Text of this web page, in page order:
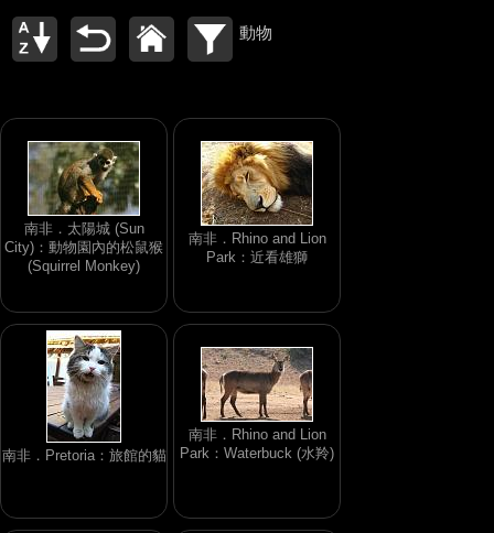
動物
南非．太陽城 (Sun
City)：動物園內的松鼠猴
(Squirrel Monkey)
南非．Rhino and Lion
Park：近看雄獅
南非．Pretoria：旅館的貓
南非．Rhino and Lion
Park：Waterbuck (水羚)